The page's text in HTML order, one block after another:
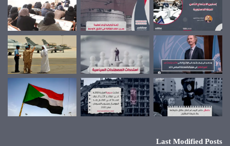
Last Modified Posts